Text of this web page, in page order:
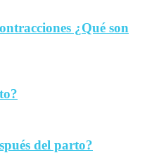
¿Qué son
del parto?